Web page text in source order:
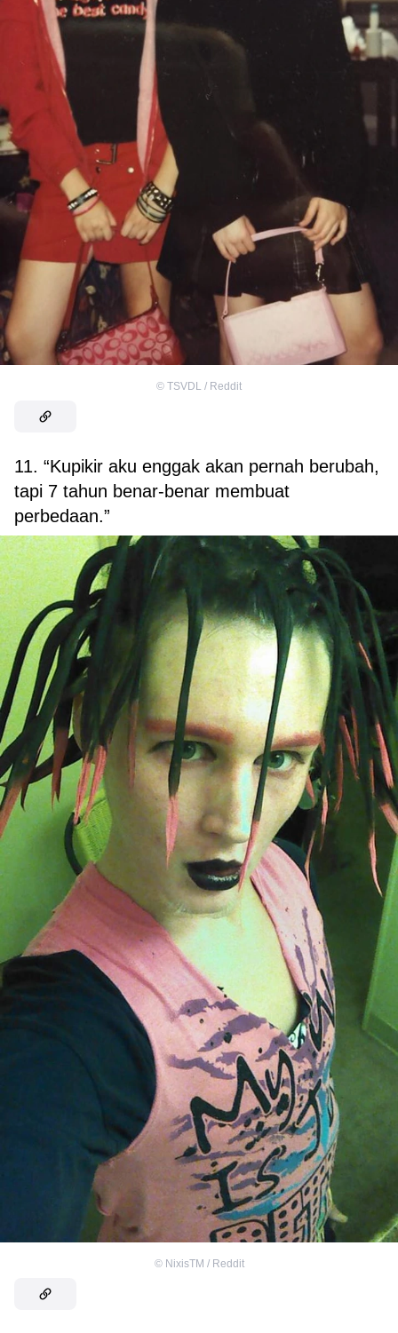
© TSVDL / Reddit
11. “Kupikir aku enggak akan pernah berubah,
tapi 7 tahun benar-benar membuat
perbedaan.”
© NixisTM / Reddit